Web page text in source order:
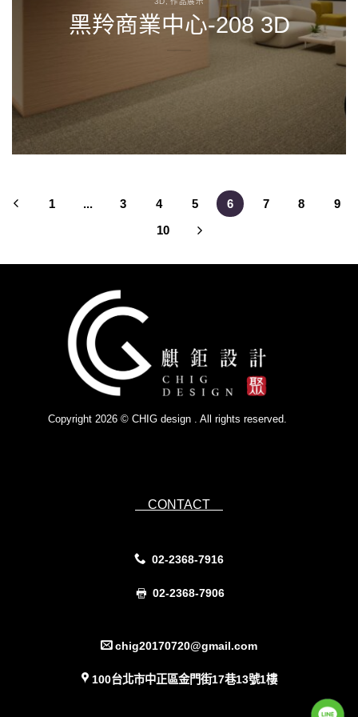
黑羚商業中心-208 3D
1 ... 3 4 5 6 7 8
9
10
Copyright 2026 © CHIG design . All rights reserved.
CONTACT
02-2368-7916
02-2368-7906
chig20170720@gmail.com
100台北市中正區金門街17巷13號1樓